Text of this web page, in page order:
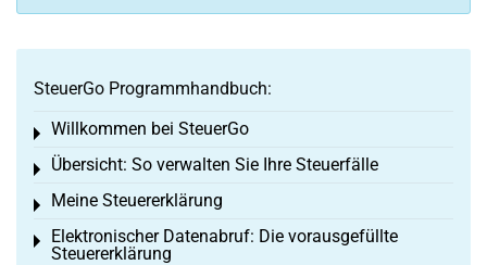
SteuerGo Programmhandbuch:
Willkommen bei SteuerGo
Toggle menu
Übersicht: So verwalten Sie Ihre Steuerfälle
Toggle menu
Meine Steuererklärung
Toggle menu
Elektronischer Datenabruf: Die vorausgefüllte
Steuererklärung
Toggle menu